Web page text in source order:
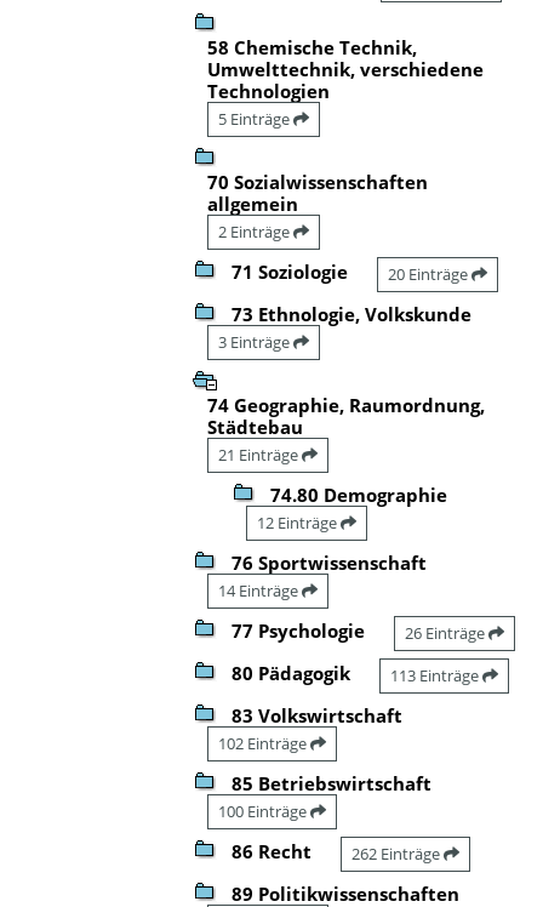
58 Chemische Technik,
Umwelttechnik, verschiedene
Technologien
5 Einträge
70 Sozialwissenschaften
allgemein
2 Einträge
71 Soziologie 20 Einträge
73 Ethnologie, Volkskunde
3 Einträge
74 Geographie, Raumordnung,
Städtebau
21 Einträge
74.80 Demographie
12 Einträge
76 Sportwissenschaft
14 Einträge
77 Psychologie 26 Einträge
80 Pädagogik 113 Einträge
83 Volkswirtschaft
102 Einträge
85 Betriebswirtschaft
100 Einträge
86 Recht 262 Einträge
89 Politikwissenschaften